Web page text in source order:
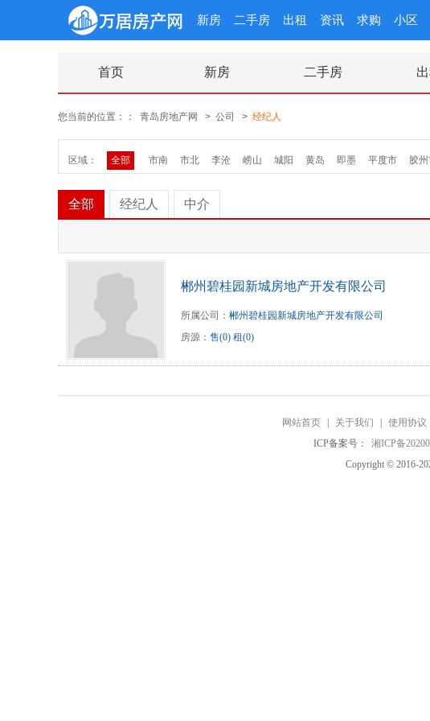
新房 二手房 出租 资讯 求购 小区
首页 新房 二手房
您当前的位置：： 青岛房地产网 > 公司 > 经纪人
区域： 全部 市南 市北 李沧 崂山 城阳 黄岛 即墨 平度市 胶
全部 经纪人 中介
郴州碧桂园新城房地产开发有限公司
所属公司： 郴州碧桂园新城房地产开发有限公司
房源： 售(0) 租(0)
网站首页 关于我们 使用协议
ICP备案号：
湘ICP备
Copyright © 2016-